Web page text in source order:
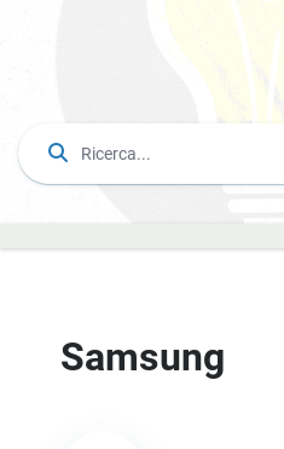
Samsung